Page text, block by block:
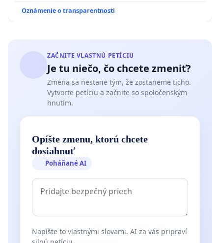
Oznámenie o transparentnosti
ZAČNITE VLASTNÚ PETÍCIU
Je tu niečo, čo chcete zmeniť?
Zmena sa nestane tým, že zostaneme ticho.
Vytvorte petíciu a začnite so spoločenským
hnutím.
Opíšte zmenu, ktorú chcete
dosiahnuť
Poháňané AI
Napíšte to vlastnými slovami. AI za vás pripraví